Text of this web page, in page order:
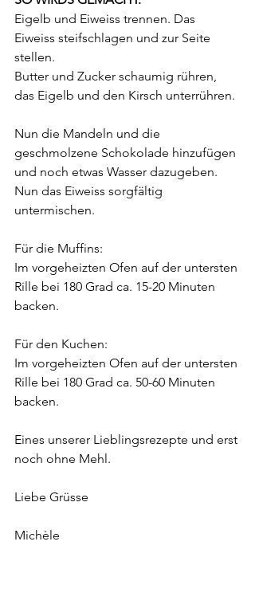
Eigelb und Eiweiss trennen. Das
Eiweiss steifschlagen und zur Seite
stellen.
Butter und Zucker schaumig rühren,
das Eigelb und den Kirsch unterrühren.
Nun die Mandeln und die
geschmolzene Schokolade hinzufügen
und noch etwas Wasser dazugeben.
Nun das Eiweiss sorgfältig
untermischen.
Für die Muffins:
Im vorgeheizten Ofen auf der untersten
Rille bei 180 Grad ca. 15-20 Minuten
backen.
Für den Kuchen:
Im vorgeheizten Ofen auf der untersten
Rille bei 180 Grad ca. 50-60 Minuten
backen.
Eines unserer Lieblingsrezepte und erst
noch ohne Mehl.
Liebe Grüsse
Michèle